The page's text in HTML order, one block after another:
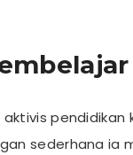
sederhana ia